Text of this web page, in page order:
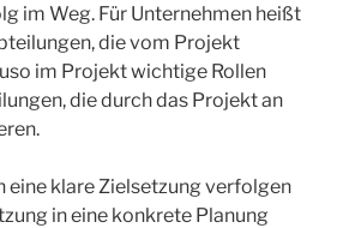
im Weg. Für Unternehmen heißt
die vom Projekt
im Projekt wichtige Rollen
die durch das Projekt an
eine klare Zielsetzung verfolgen
in eine konkrete Planung